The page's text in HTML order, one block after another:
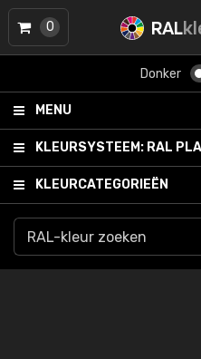
RAL
Donker
MENU
KLEURSYSTEEM: RAL
KLEURCATEGORIEËN
0